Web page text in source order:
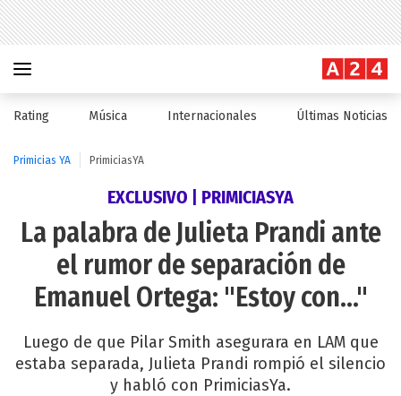
Rating Música Internacionales Últimas Noticias
Primicias YA PrimiciasYA
EXCLUSIVO | PRIMICIASYA
La palabra de Julieta Prandi ante
el rumor de separación de
Emanuel Ortega: "Estoy con..."
Luego de que Pilar Smith asegurara en LAM que
estaba separada, Julieta Prandi rompió el silencio
y habló con PrimiciasYa.